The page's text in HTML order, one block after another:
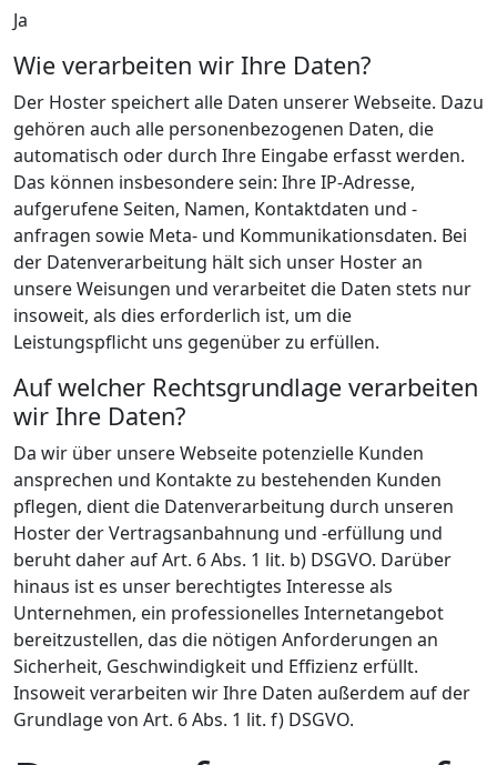
Ja
Wie verarbeiten wir Ihre Daten?
Der Hoster speichert alle Daten unserer Webseite. Dazu
gehören auch alle personenbezogenen Daten, die
automatisch oder durch Ihre Eingabe erfasst werden.
Das können insbesondere sein: Ihre IP-Adresse,
aufgerufene Seiten, Namen, Kontaktdaten und -
anfragen sowie Meta- und Kommunikationsdaten. Bei
der Datenverarbeitung hält sich unser Hoster an
unsere Weisungen und verarbeitet die Daten stets nur
insoweit, als dies erforderlich ist, um die
Leistungspflicht uns gegenüber zu erfüllen.
Auf welcher Rechtsgrundlage verarbeiten
wir Ihre Daten?
Da wir über unsere Webseite potenzielle Kunden
ansprechen und Kontakte zu bestehenden Kunden
pflegen, dient die Datenverarbeitung durch unseren
Hoster der Vertragsanbahnung und -erfüllung und
beruht daher auf Art. 6 Abs. 1 lit. b) DSGVO. Darüber
hinaus ist es unser berechtigtes Interesse als
Unternehmen, ein professionelles Internetangebot
bereitzustellen, das die nötigen Anforderungen an
Sicherheit, Geschwindigkeit und Effizienz erfüllt.
Insoweit verarbeiten wir Ihre Daten außerdem auf der
Grundlage von Art. 6 Abs. 1 lit. f) DSGVO.